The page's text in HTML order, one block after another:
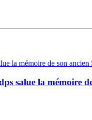
salue la mémoire